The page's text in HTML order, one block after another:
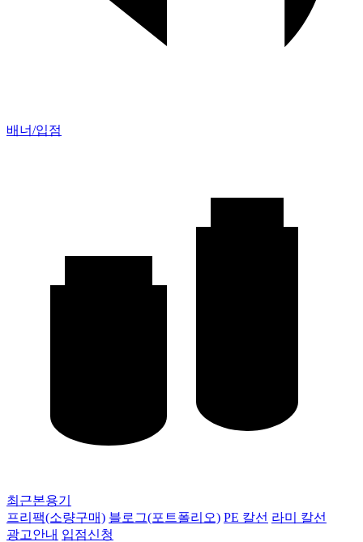
배너/입점
최근본용기
프리팩(소량구매) 블로그(포트폴리오) PE 칼선 라미 칼선
광고안내 입점신청